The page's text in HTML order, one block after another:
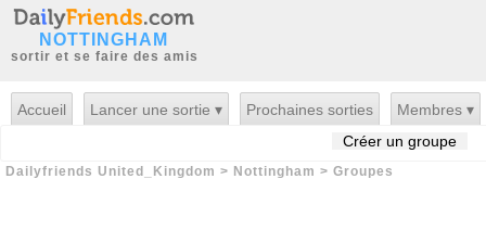
NOTTINGHAM
sortir et se faire des amis
Accueil Lancer une sortie ▾ Prochaines sorties
Membres ▾
Créer un groupe
Dailyfriends United_Kingdom > Nottingham > Groupes